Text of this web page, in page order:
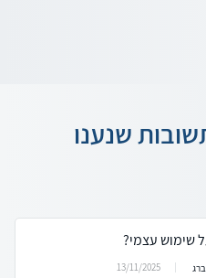
שנענו
שימוש עצמי?
13/11/2025